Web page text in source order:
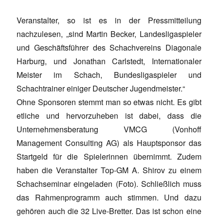
Veranstalter, so ist es in der Pressmitteilung
nachzulesen, „sind Martin Becker, Landesligaspieler
und Geschäftsführer des Schachvereins Diagonale
Harburg, und Jonathan Carlstedt, Internationaler
Meister im Schach, Bundesligaspieler und
Schachtrainer einiger Deutscher Jugendmeister.“
Ohne Sponsoren stemmt man so etwas nicht. Es gibt
etliche und hervorzuheben ist dabei, dass die
Unternehmensberatung VMCG (Vonhoff
Management Consulting AG) als Hauptsponsor das
Startgeld für die Spielerinnen übernimmt. Zudem
haben die Veranstalter Top-GM A. Shirov zu einem
Schachseminar eingeladen (Foto). Schließlich muss
das Rahmenprogramm auch stimmen. Und dazu
gehören auch die 32 Live-Bretter. Das ist schon eine